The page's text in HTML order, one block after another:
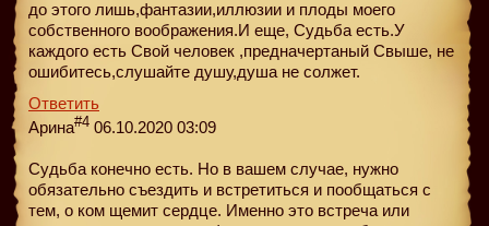
до этого лишь,фантазии,иллюзии и плоды моего
собственного воображения.И еще, Судьба есть.У
каждого есть Свой человек ,предначертаный Свыше, не
ошибитесь,слушайте душу,душа не солжет.
Ответить
Арина#4 06.10.2020 03:09
Судьба конечно есть. Но в вашем случае, нужно
обязательно съездить и встретиться и пообщаться с
тем, о ком щемит сердце. Именно это встреча или